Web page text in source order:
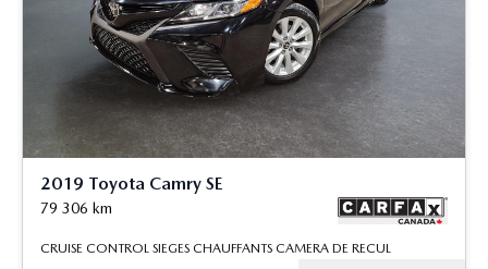
2019 Toyota Camry SE
79 306 km
CRUISE CONTROL SIEGES CHAUFFANTS CAMERA DE RECUL